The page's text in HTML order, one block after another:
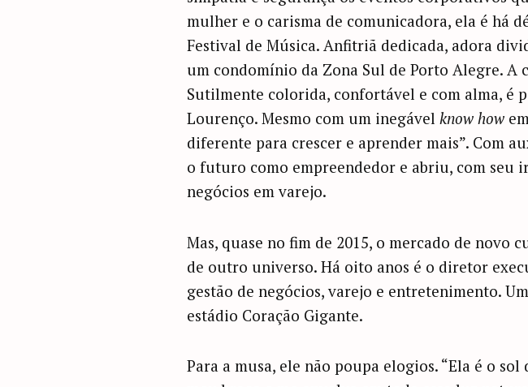
mulher e o carisma de comunicadora, ela é há
Festival de Música. Anfitriã dedicada, adora
um condomínio da Zona Sul de Porto Alegre. A
Sutilmente colorida, confortável e com alma, é
Lourenço. Mesmo com um inegável know how
diferente para crescer e aprender mais”. Com
o futuro como empreendedor e abriu, com seu
negócios em varejo.
Mas, quase no fim de 2015, o mercado de novo
de outro universo. Há oito anos é o diretor
gestão de negócios, varejo e entretenimento.
estádio Coração Gigante.
Para a musa, ele não poupa elogios. “Ela é o